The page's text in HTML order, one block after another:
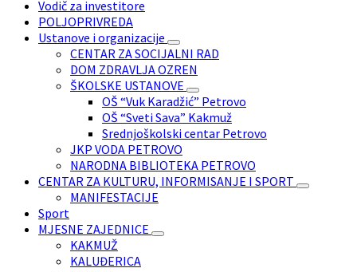
Vodič za investitore
POLJOPRIVREDA
Ustanove i organizacije
CENTAR ZA SOCIJALNI RAD
DOM ZDRAVLJA OZREN
ŠKOLSKE USTANOVE
OŠ “Vuk Karadžić” Petrovo
OŠ “Sveti Sava” Kakmuž
Srednjoškolski centar Petrovo
JKP VODA PETROVO
NARODNA BIBLIOTEKA PETROVO
CENTAR ZA KULTURU, INFORMISANJE I SPORT
MANIFESTACIJE
Sport
MJESNE ZAJEDNICE
KAKMUŽ
KALUĐERICA